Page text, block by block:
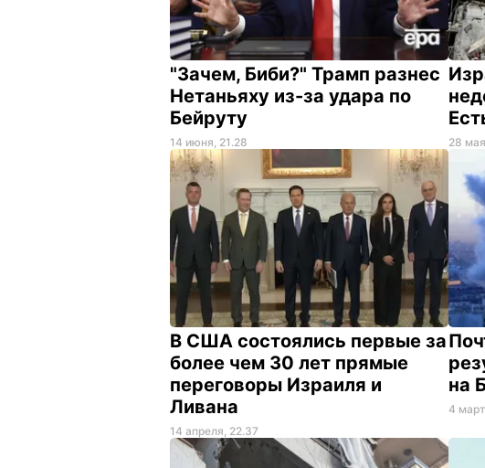
"Зачем, Биби?" Трамп разнес
Нетаньяху из-за удара по
Бейруту
14 июня, 21.28 28
В США состоялись первые за
более чем 30 лет прямые
переговоры Израиля и
Ливана
14 апреля, 22.37
на
4